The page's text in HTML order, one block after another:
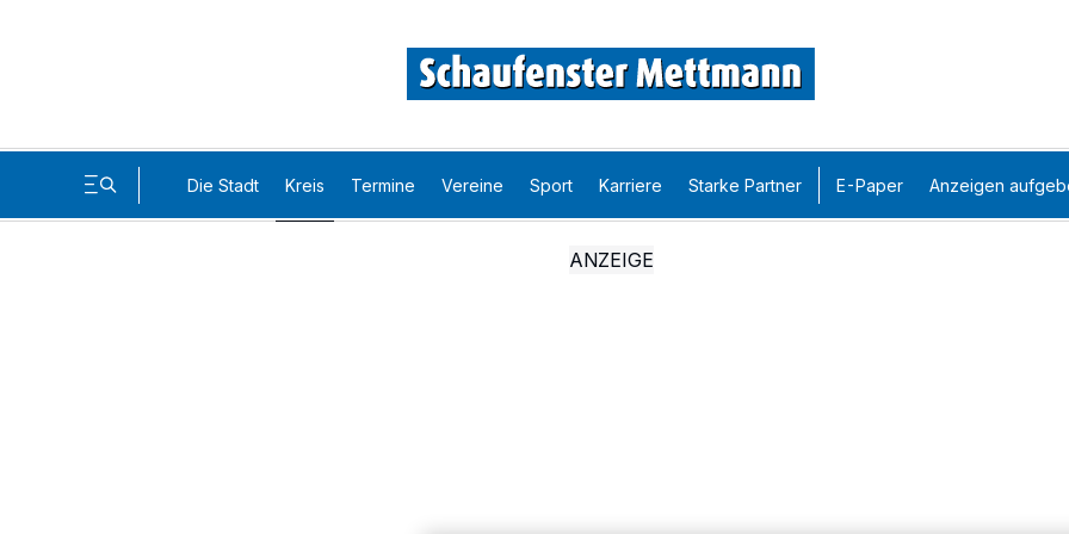
Die Stadt Kreis Termine Vereine Sport Karriere Starke Partner E-Paper Anzeigen